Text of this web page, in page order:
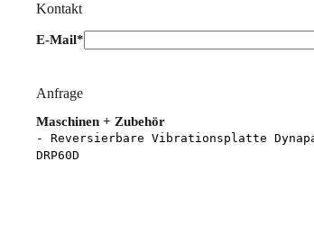
Kontakt
E-Mail*
Anfrage
Maschinen + Zubehör